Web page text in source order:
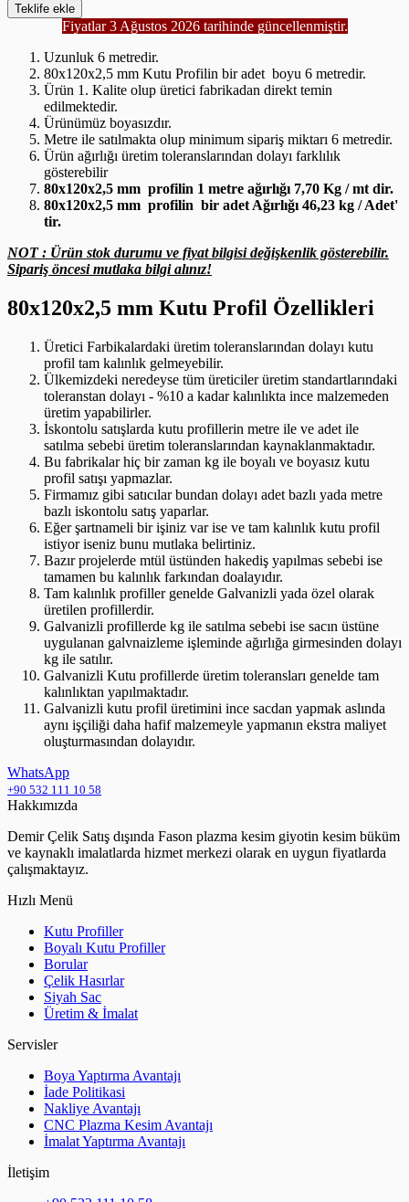
Teklife ekle
Fiyatlar 3 Ağustos 2026 tarihinde güncellenmiştir.
Uzunluk 6 metredir.
80x120x2,5 mm Kutu Profilin bir adet boyu 6 metredir.
Ürün 1. Kalite olup üretici fabrikadan direkt temin
edilmektedir.
Ürünümüz boyasızdır.
Metre ile satılmakta olup minimum sipariş miktarı 6 metredir.
Ürün ağırlığı üretim toleranslarından dolayı farklılık
gösterebilir
80x120x2,5 mm profilin 1 metre ağırlığı 7,70 Kg / mt dir.
80x120x2,5 mm profilin bir adet Ağırlığı 46,23 kg / Adet'
tir.
NOT : Ürün stok durumu ve fiyat bilgisi değişkenlik gösterebilir.
Sipariş öncesi mutlaka bilgi alınız!
80x120x2,5 mm Kutu Profil Özellikleri
Üretici Farbikalardaki üretim toleranslarından dolayı kutu
profil tam kalınlık gelmeyebilir.
Ülkemizdeki neredeyse tüm üreticiler üretim standartlarındaki
toleranstan dolayı - %10 a kadar kalınlıkta ince malzemeden
üretim yapabilirler.
İskontolu satışlarda kutu profillerin metre ile ve adet ile
satılma sebebi üretim toleranslarından kaynaklanmaktadır.
Bu fabrikalar hiç bir zaman kg ile boyalı ve boyasız kutu
profil satışı yapmazlar.
Firmamız gibi satıcılar bundan dolayı adet bazlı yada metre
bazlı iskontolu satış yaparlar.
Eğer şartnameli bir işiniz var ise ve tam kalınlık kutu profil
istiyor iseniz bunu mutlaka belirtiniz.
Bazır projelerde mtül üstünden hakediş yapılmas sebebi ise
tamamen bu kalınlık farkından doalayıdır.
Tam kalınlık profiller genelde Galvanizli yada özel olarak
üretilen profillerdir.
Galvanizli profillerde kg ile satılma sebebi ise sacın üstüne
uygulanan galvnaizleme işleminde ağırlığa girmesinden dolayı
kg ile satılır.
Galvanizli Kutu profillerde üretim toleransları genelde tam
kalınlıktan yapılmaktadır.
Galvanizli kutu profil üretimini ince sacdan yapmak aslında
aynı işçiliği daha hafif malzemeyle yapmanın ekstra maliyet
oluşturmasından dolayıdır.
WhatsApp
+90 532 111 10 58
Hakkımızda
Demir Çelik Satış dışında Fason plazma kesim giyotin kesim büküm
ve kaynaklı imalatlarda hizmet merkezi olarak en uygun fiyatlarda
çalışmaktayız.
Hızlı Menü
Kutu Profiller
Boyalı Kutu Profiller
Borular
Çelik Hasırlar
Siyah Sac
Üretim & İmalat
Servisler
Boya Yaptırma Avantajı
İade Politikasi
Nakliye Avantajı
CNC Plazma Kesim Avantajı
İmalat Yaptırma Avantajı
İletişim